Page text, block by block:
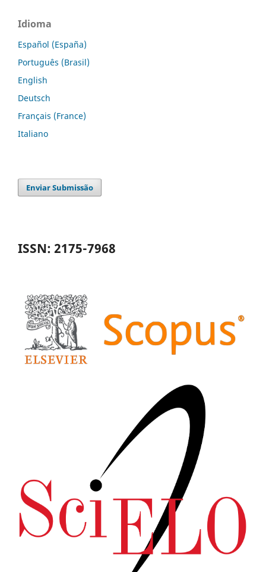
Idioma
Español (España)
Português (Brasil)
English
Deutsch
Français (France)
Italiano
Enviar Submissão
ISSN: 2175-7968